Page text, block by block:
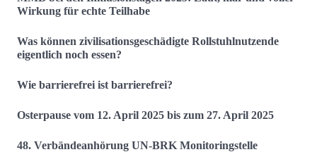
Wirkung für echte Teilhabe
Was können zivilisationsgeschädigte Rollstuhlnutzende
eigentlich noch essen?
Wie barrierefrei ist barrierefrei?
Osterpause vom 12. April 2025 bis zum 27. April 2025
48. Verbändeanhörung UN-BRK Monitoringstelle